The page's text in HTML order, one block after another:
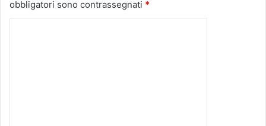
obbligatori sono contrassegnati *